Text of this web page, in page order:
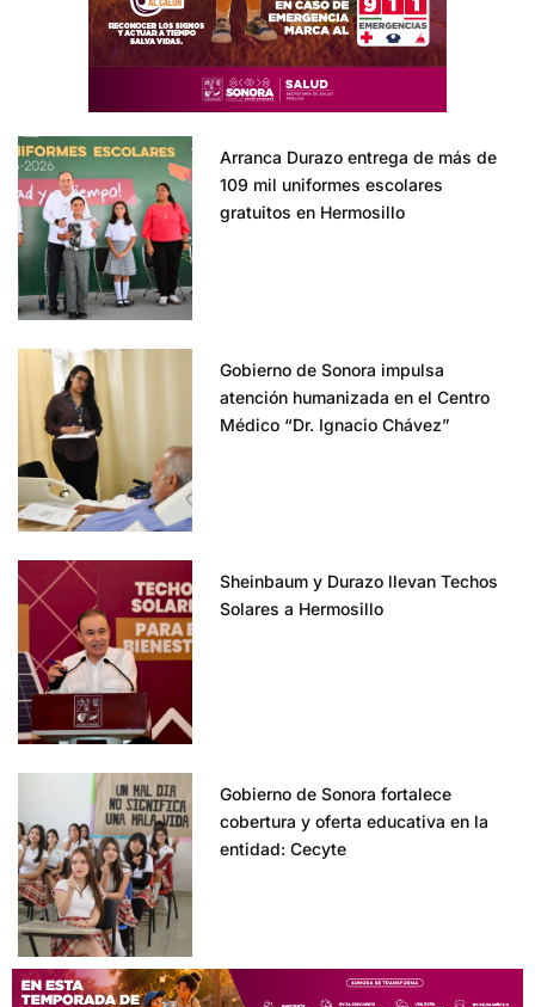
Arranca Durazo entrega de más de
109 mil uniformes escolares
gratuitos en Hermosillo
Gobierno de Sonora impulsa
atención humanizada en el Centro
Médico “Dr. Ignacio Chávez”
Sheinbaum y Durazo llevan Techos
Solares a Hermosillo
Gobierno de Sonora fortalece
cobertura y oferta educativa en la
entidad: Cecyte